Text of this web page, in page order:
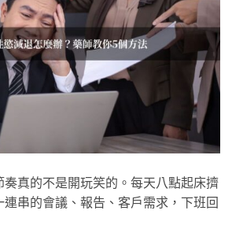
真的不是開玩笑的。每天八點起床擠
串的會議、報告、客戶需求，下班回